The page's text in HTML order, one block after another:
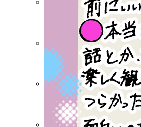
水曜日のシリウス
マガポケ
コミックDAYS